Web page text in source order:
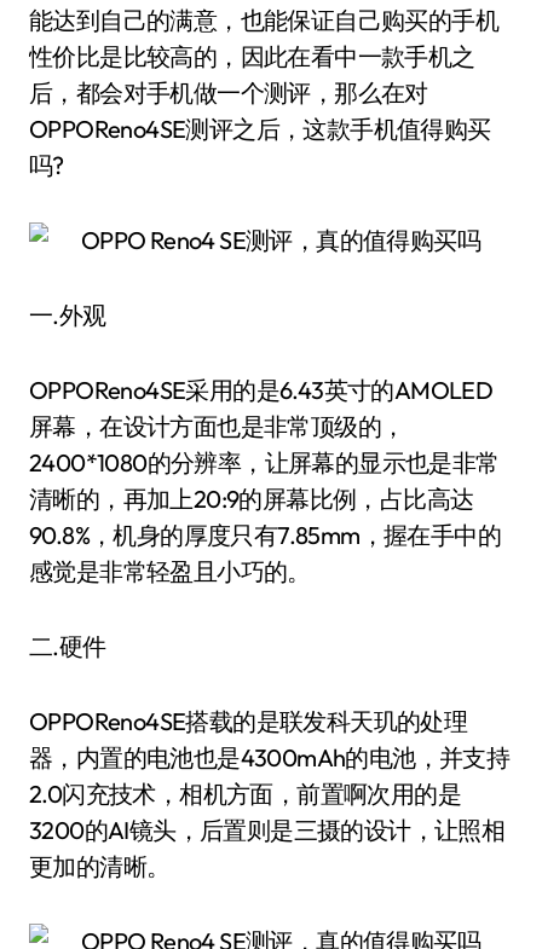
能达到自己的满意，也能保证自己购买的手机
性价比是比较高的，因此在看中一款手机之
后，都会对手机做一个测评，那么在对
OPPOReno4SE测评之后，这款手机值得购买
吗?
一.外观
OPPOReno4SE采用的是6.43英寸的AMOLED
屏幕，在设计方面也是非常顶级的，
2400*1080的分辨率，让屏幕的显示也是非常
清晰的，再加上20:9的屏幕比例，占比高达
90.8%，机身的厚度只有7.85mm，握在手中的
感觉是非常轻盈且小巧的。
二.硬件
OPPOReno4SE搭载的是联发科天玑的处理
器，内置的电池也是4300mAh的电池，并支持
2.0闪充技术，相机方面，前置啊次用的是
3200的AI镜头，后置则是三摄的设计，让照相
更加的清晰。